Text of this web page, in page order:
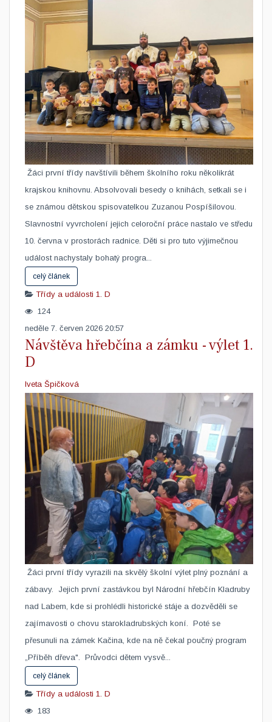
​ Žáci první třídy navštívili během školního roku několikrát
krajskou knihovnu. Absolvovali besedy o knihách, setkali se i
se známou dětskou spisovatelkou Zuzanou Pospíšilovou.
Slavnostní vyvrcholení jejich celoroční práce nastalo ve středu
10. června v prostorách radnice. Děti si pro tuto výjimečnou
událost nachystaly bohatý progra...
celý článek
Třídy a události 1. D
124
neděle 7. červen 2026 20:57
Návštěva hřebčína a zámku - výlet 1.
D
Iveta Špičková
​ Žáci první třídy vyrazili na skvělý školní výlet plný poznání a
zábavy. Jejich první zastávkou byl Národní hřebčín Kladruby
nad Labem, kde si prohlédli historické stáje a dozvěděli se
zajímavosti o chovu starokladrubských koní. Poté se
přesunuli na zámek Kačina, kde na ně čekal poučný program
„Příběh dřeva". Průvodci dětem vysvě...
celý článek
Třídy a události 1. D
183